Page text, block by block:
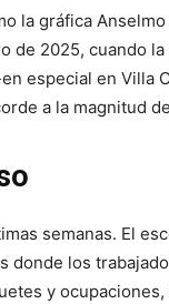
la gráfica
de 2025, cuando
especial en Villa
a la magnitud
semanas. El
los
y